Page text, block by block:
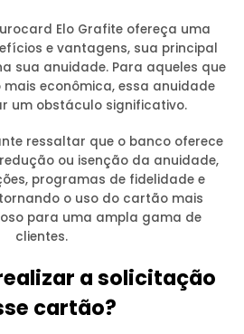
Elo Grafite ofereça uma
e vantagens, sua principal
sua anuidade. Para aqueles que
econômica, essa anuidade
um obstáculo significativo.
ressaltar que o banco oferece
ou isenção da anuidade,
programas de fidelidade e
o uso do cartão mais
para uma ampla gama de
clientes.
a solicitação
cartão?